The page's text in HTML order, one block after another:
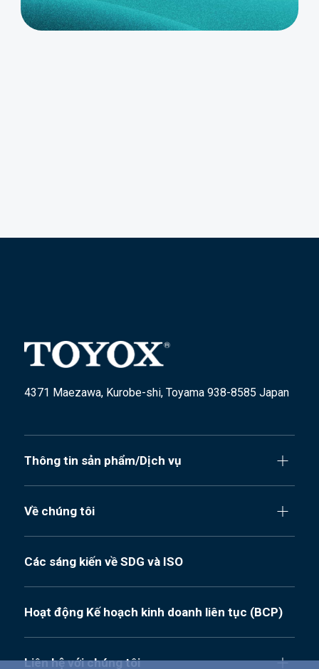
4371 Maezawa, Kurobe-shi, Toyama 938-8585 Japan
Thông tin sản phẩm/Dịch vụ
Về chúng tôi
Các sáng kiến về SDG và ISO
Hoạt động Kế hoạch kinh doanh liên tục (BCP)
Liên hệ với chúng tôi